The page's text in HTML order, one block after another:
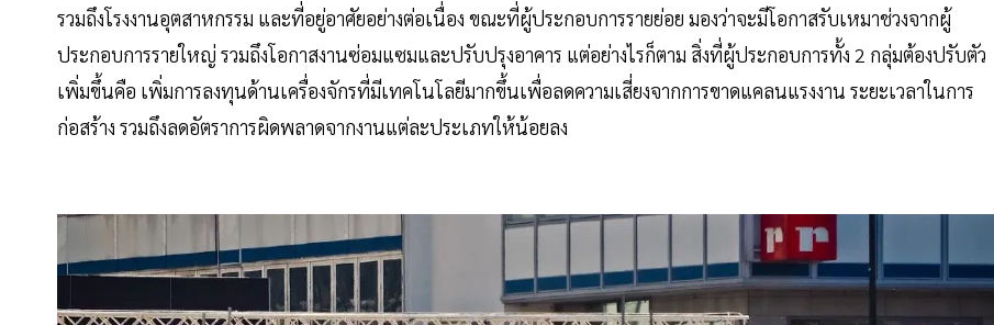
รวมถึงโรงงานอุตสาหกรรม และที่อยู่อาศัยอย่างต่อเนื่อง ขณะที่ผู้ประกอบการรายย่อย มองว่าจะมีโอกาสรับเหมาช่วงจากผู้
ประกอบการรายใหญ่ รวมถึงโอกาสงานซ่อมแซมและปรับปรุงอาคาร แต่อย่างไรก็ตาม สิ่งที่ผู้ประกอบการทั้ง 2 กลุ่มต้องปรับตัว
เพิ่มขึ้นคือ เพิ่มการลงทุนด้านเครื่องจักรที่มีเทคโนโลยีมากขึ้นเพื่อลดความเสี่ยงจากการขาดแคลนแรงงาน ระยะเวลาในการ
ก่อสร้าง รวมถึงลดอัตราการผิดพลาดจากงานแต่ละประเภทให้น้อยลง